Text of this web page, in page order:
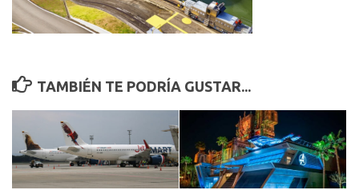
TAMBIÉN TE PODRÍA GUSTAR...